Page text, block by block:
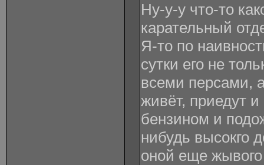
Ну-у-у что-то
карательный
Я-то по
сутки его не
всеми персами,
живёт, приедут
бензином и
нибудь высокго
оной еще